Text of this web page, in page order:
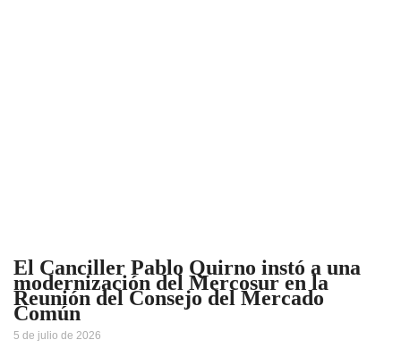
El Canciller Pablo Quirno instó a una
modernización del Mercosur en la
Reunión del Consejo del Mercado
Común
5 de julio de 2026